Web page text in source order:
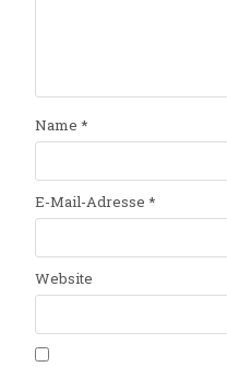
Name *
E-Mail-Adresse *
Website